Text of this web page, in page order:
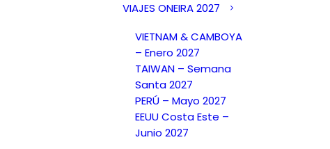
VIAJES ONEIRA 2027
VIETNAM & CAMBOYA
– Enero 2027
TAIWAN – Semana
Santa 2027
PERÚ – Mayo 2027
EEUU Costa Este –
Junio 2027